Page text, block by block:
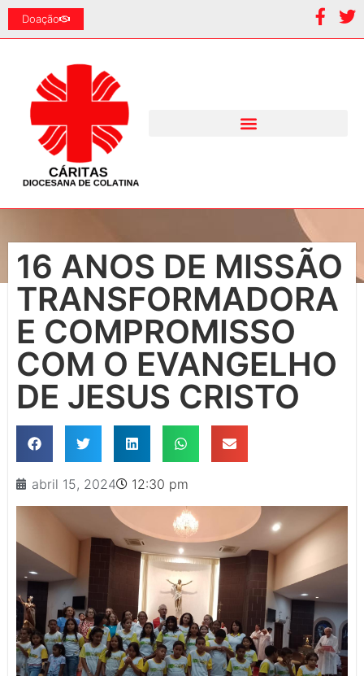
Doação
16 ANOS DE MISSÃO
TRANSFORMADORA
E COMPROMISSO
COM O EVANGELHO
DE JESUS CRISTO
abril 15, 2024 12:30 pm